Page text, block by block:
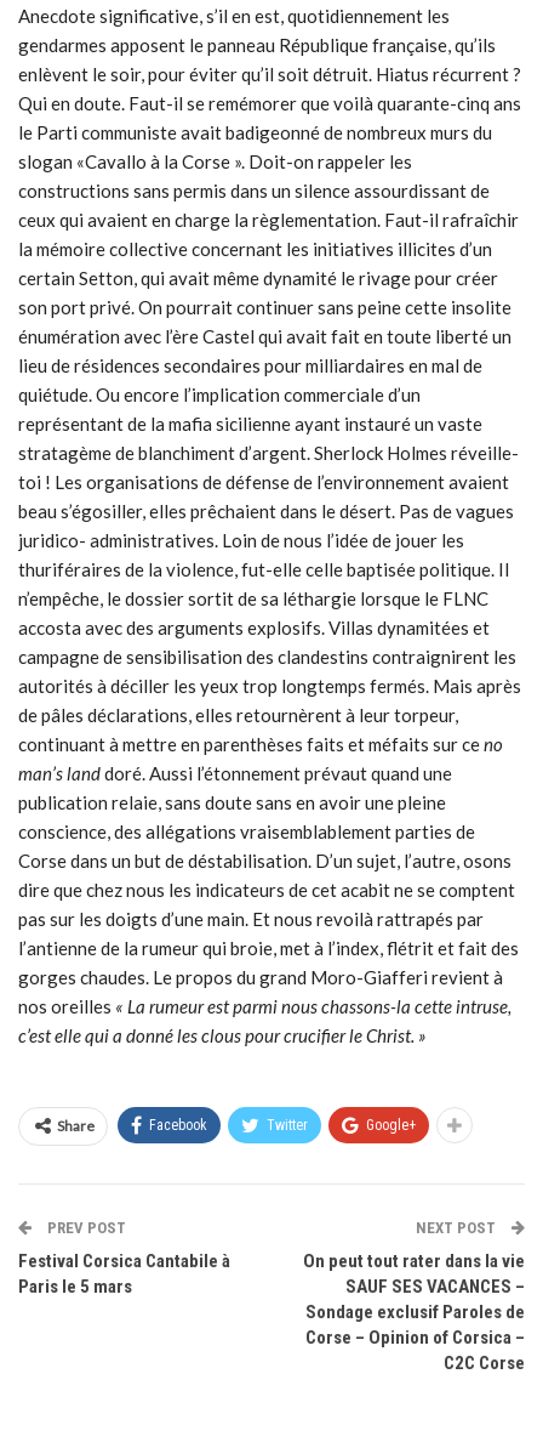
Anecdote significative, s’il en est, quotidiennement les
gendarmes apposent le panneau République française, qu’ils
enlèvent le soir, pour éviter qu’il soit détruit. Hiatus récurrent ?
Qui en doute. Faut-il se remémorer que voilà quarante-cinq ans
le Parti communiste avait badigeonné de nombreux murs du
slogan «Cavallo à la Corse ». Doit-on rappeler les
constructions sans permis dans un silence assourdissant de
ceux qui avaient en charge la règlementation. Faut-il rafraîchir
la mémoire collective concernant les initiatives illicites d’un
certain Setton, qui avait même dynamité le rivage pour créer
son port privé. On pourrait continuer sans peine cette insolite
énumération avec l’ère Castel qui avait fait en toute liberté un
lieu de résidences secondaires pour milliardaires en mal de
quiétude. Ou encore l’implication commerciale d’un
représentant de la mafia sicilienne ayant instauré un vaste
stratagème de blanchiment d’argent. Sherlock Holmes réveille-
toi ! Les organisations de défense de l’environnement avaient
beau s’égosiller, elles prêchaient dans le désert. Pas de vagues
juridico- administratives. Loin de nous l’idée de jouer les
thuriféraires de la violence, fut-elle celle baptisée politique. Il
n’empêche, le dossier sortit de sa léthargie lorsque le FLNC
accosta avec des arguments explosifs. Villas dynamitées et
campagne de sensibilisation des clandestins contraignirent les
autorités à déciller les yeux trop longtemps fermés. Mais après
de pâles déclarations, elles retournèrent à leur torpeur,
continuant à mettre en parenthèses faits et méfaits sur ceno
man’s landdoré. Aussi l’étonnement prévaut quand une
publication relaie, sans doute sans en avoir une pleine
conscience, des allégations vraisemblablement parties de
Corse dans un but de déstabilisation. D’un sujet, l’autre, osons
dire que chez nous les indicateurs de cet acabit ne se comptent
pas sur les doigts d’une main. Et nous revoilà rattrapés par
l’antienne de la rumeur qui broie, met à l’index, flétrit et fait des
gorges chaudes. Le propos du grand Moro-Giafferi revient à
nos oreilles « La rumeur est parmi nous chassons-la cette intruse,
c’est elle qui a donné les clous pour crucifier le Christ. »
Share Facebook Twitter Google+
PREV POST
Festival Corsica Cantabile à
Paris le 5 mars
NEXT POST
On peut tout rater dans la vie
SAUF SES VACANCES –
Sondage exclusif Paroles de
Corse – Opinion of Corsica –
C2C Corse